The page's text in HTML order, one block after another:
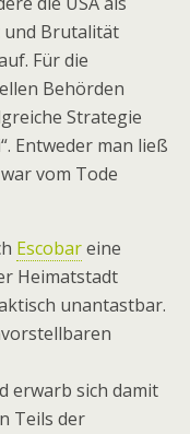
und Brutalität
Für die
Behörden
Strategie
Entweder man ließ
vom Tode
Escobareine
Heimatstadt
unantastbar.
erwarb sich damit
Teils der